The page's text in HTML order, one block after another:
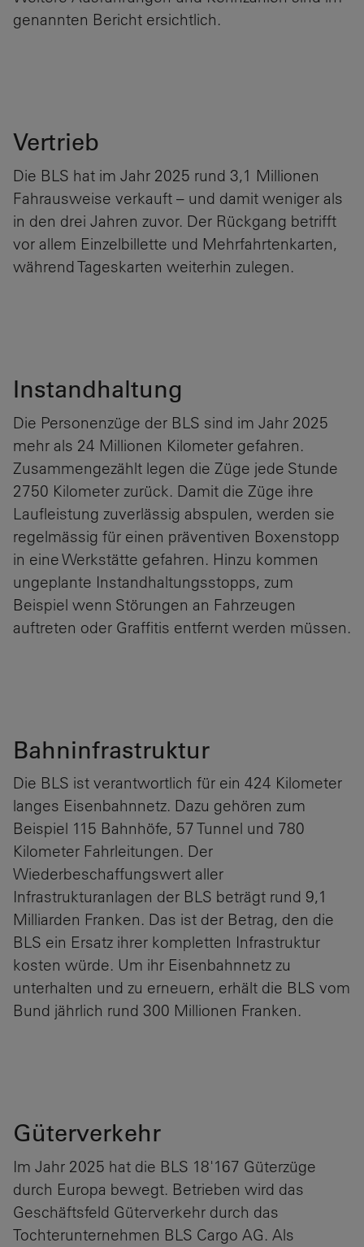
genannten Bericht ersichtlich.
Vertrieb
Die BLS hat im Jahr 2025 rund 3,1 Millionen
Fahrausweise verkauft – und damit weniger als
in den drei Jahren zuvor. Der Rückgang betrifft
vor allem Einzelbillette und Mehrfahrtenkarten,
während Tageskarten weiterhin zulegen.
Instandhaltung
Die Personenzüge der BLS sind im Jahr 2025
mehr als 24 Millionen Kilometer gefahren.
Zusammengezählt legen die Züge jede Stunde
2750 Kilometer zurück. Damit die Züge ihre
Laufleistung zuverlässig abspulen, werden sie
regelmässig für einen präventiven Boxenstopp
in eine Werkstätte gefahren. Hinzu kommen
ungeplante Instandhaltungsstopps, zum
Beispiel wenn Störungen an Fahrzeugen
auftreten oder Graffitis entfernt werden müssen.
Bahninfrastruktur
Die BLS ist verantwortlich für ein 424 Kilometer
langes Eisenbahnnetz. Dazu gehören zum
Beispiel 115 Bahnhöfe, 57 Tunnel und 780
Kilometer Fahrleitungen. Der
Wiederbeschaffungswert aller
Infrastrukturanlagen der BLS beträgt rund 9,1
Milliarden Franken. Das ist der Betrag, den die
BLS ein Ersatz ihrer kompletten Infrastruktur
kosten würde. Um ihr Eisenbahnnetz zu
unterhalten und zu erneuern, erhält die BLS vom
Bund jährlich rund 300 Millionen Franken.
Güterverkehr
Im Jahr 2025 hat die BLS 18'167 Güterzüge
durch Europa bewegt. Betrieben wird das
Geschäftsfeld Güterverkehr durch das
Tochterunternehmen BLS Cargo AG. Als